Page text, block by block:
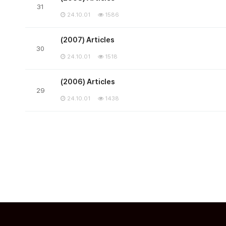
31
24.10.01 1586
30
(2007) Articles
24.10.01 1518
29
(2006) Articles
24.10.01 1438